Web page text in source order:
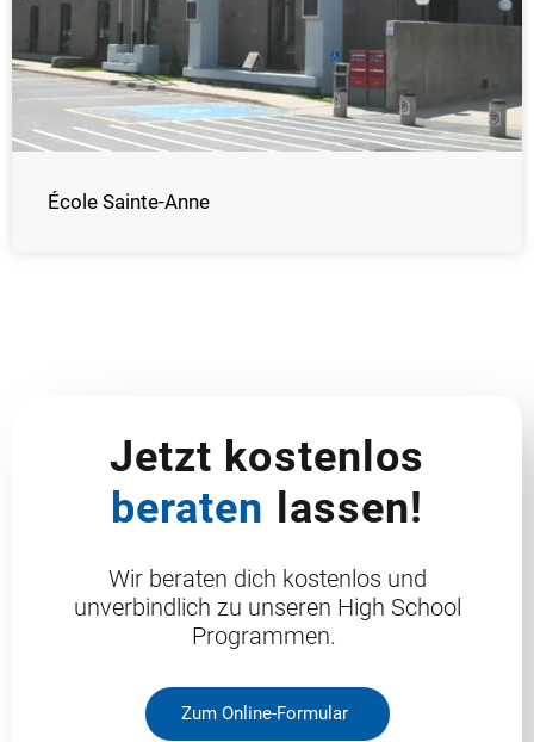
École Sainte-Anne
Jetzt kostenlos
beraten lassen!
Wir beraten dich kostenlos und
unverbindlich zu unseren High School
Programmen.
Zum Online-Formular